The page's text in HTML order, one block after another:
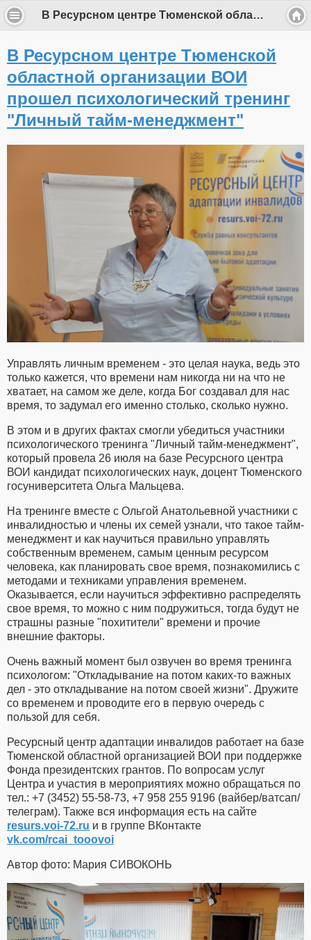
В Ресурсном центре Тюменской областной организации ВОИ прошел психологический тренинг "Личный тайм-менеджмент"
В Ресурсном центре Тюменской
областной организации ВОИ
прошел психологический тренинг
"Личный тайм-менеджмент"
Управлять личным временем - это целая наука, ведь это
только кажется, что времени нам никогда ни на что не
хватает, на самом же деле, когда Бог создавал для нас
время, то задумал его именно столько, сколько нужно.
В этом и в других фактах смогли убедиться участники
психологического тренинга "Личный тайм-менеджмент",
который провела 26 июля на базе Ресурсного центра
ВОИ кандидат психологических наук, доцент Тюменского
госуниверситета Ольга Мальцева.
На тренинге вместе с Ольгой Анатольевной участники с
инвалидностью и члены их семей узнали, что такое тайм-
менеджмент и как научиться правильно управлять
собственным временем, самым ценным ресурсом
человека, как планировать свое время, познакомились с
методами и техниками управления временем.
Оказывается, если научиться эффективно распределять
свое время, то можно с ним подружиться, тогда будут не
страшны разные "похитители" времени и прочие
внешние факторы.
Очень важный момент был озвучен во время тренинга
психологом: "Откладывание на потом каких-то важных
дел - это откладывание на потом своей жизни". Дружите
со временем и проводите его в первую очередь с
пользой для себя.
Ресурсный центр адаптации инвалидов работает на базе
Тюменской областной организацией ВОИ при поддержке
Фонда президентских грантов. По вопросам услуг
Центра и участия в мероприятиях можно обращаться по
тел.: +7 (3452) 55-58-73, +7 958 255 9196 (вайбер/ватсап/
телеграм). Также вся информация есть на сайте
resurs.voi-72.ru и в группе ВКонтакте
vk.com/rcai_tooovoi
Автор фото: Мария СИВОКОНЬ